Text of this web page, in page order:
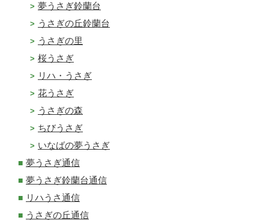
夢うさぎ鈴蘭台
うさぎの丘鈴蘭台
うさぎの里
桜うさぎ
リハ・うさぎ
花うさぎ
うさぎの森
ちびうさぎ
いなばの夢うさぎ
夢うさぎ通信
夢うさぎ鈴蘭台通信
リハうさ通信
うさぎの丘通信